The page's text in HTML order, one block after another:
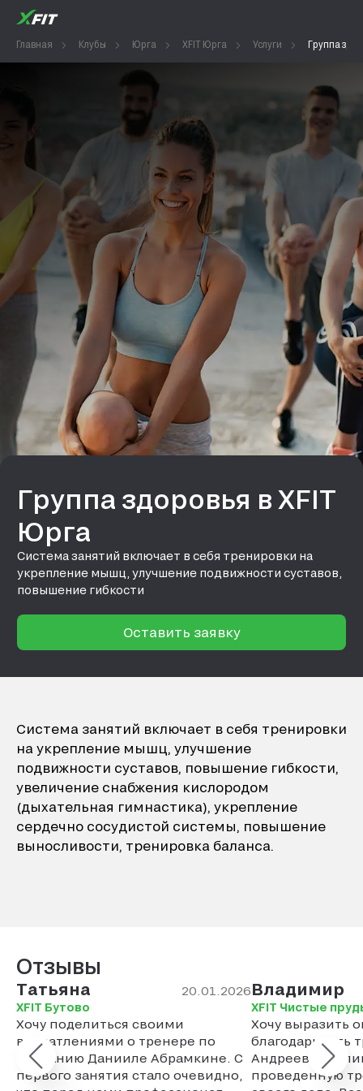
Главная Клубы Юрга XFIT Юрга Услуги Группа
Группа здоровья в XFIT
Юрга
Система занятий включает в себя тренировки на
укрепление мышц, улучшение подвижности суставов,
повышение гибкости
Оставить заявку
Система занятий включает в себя тренировки
на укрепление мышц, улучшение
подвижности суставов, повышение гибкости,
увеличение снабжения кислородом
(дыхательная гимнастика), укрепление
сердечно сосудистой системы, повышение
выносливости, тренировка баланса.
Отзывы
Татьяна 20.01.2026
XFIT Бутово
Хочу поделиться своими
впечатлениями о тренере по
плаванию Данииле Абрамкине. С
первого занятия стало очевидно,
Владимир
XFIT Чистые
Хочу выразить
благодарность
Андреевой
проведенную